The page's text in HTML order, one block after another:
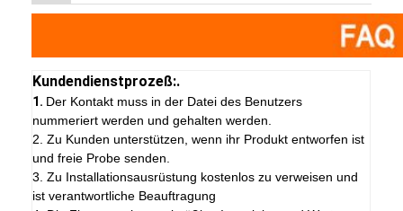
Kundendienstprozeß:.
1. Der Kontakt muss in der Datei des Benutzers
nummeriert werden und gehalten werden.
2. Zu Kunden unterstützen, wenn ihr Produkt entworfen ist
und freie Probe senden.
3. Zu Installationsausrüstung kostenlos zu verweisen und
ist verantwortliche Beauftragung